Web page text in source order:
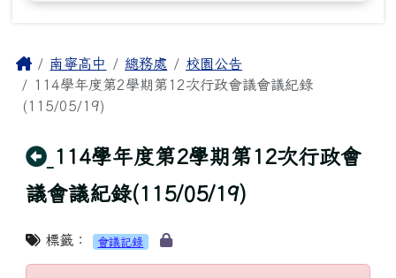
主內容區域
Home南寧高中 總務處
校園公告
114學年度第2學期第12次行政會議會議紀錄
(115/05/19)
回上頁
114學年度第2學期第12次行政會
議會議紀錄(115/05/19)
標籤： 會議記錄